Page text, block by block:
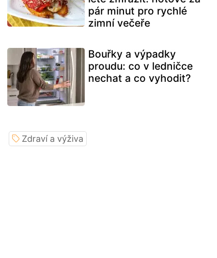
pár minut pro rychlé
zimní večeře
Bouřky a výpadky
proudu: co v ledničce
nechat a co vyhodit?
Zdraví a výživa